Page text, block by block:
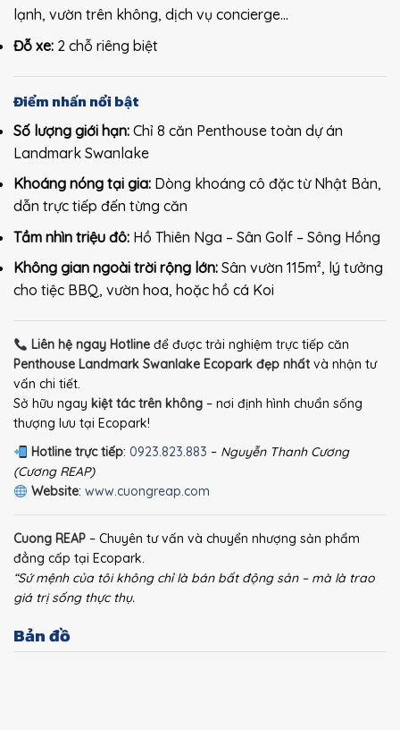
lạnh, vườn trên không, dịch vụ concierge…
Đỗ xe: 2 chỗ riêng biệt
Điểm nhấn nổi bật
Số lượng giới hạn: Chỉ 8 căn Penthouse toàn dự án
Landmark Swanlake
Khoáng nóng tại gia: Dòng khoáng cô đặc từ Nhật Bản,
dẫn trực tiếp đến từng căn
Tầm nhìn triệu đô: Hồ Thiên Nga – Sân Golf – Sông Hồng
Không gian ngoài trời rộng lớn: Sân vườn 115m², lý tưởng
cho tiệc BBQ, vườn hoa, hoặc hồ cá Koi
Liên hệ ngay Hotlineđể được trải nghiệm trực tiếp căn
Penthouse Landmark Swanlake Ecopark đẹp nhất và nhận tư
vấn chi tiết.
Sở hữu ngay kiệt tác trên không – nơi định hình chuẩn sống
thượng lưu tại Ecopark!
Hotline trực tiếp: 0923.823.883 – Nguyễn Thanh Cương
(Cương REAP)
Website: www.cuongreap.com
Cuong REAP – Chuyên tư vấn và chuyển nhượng sản phẩm
đẳng cấp tại Ecopark.
“Sứ mệnh của tôi không chỉ là bán bất động sản – mà là trao
giá trị sống thực thụ.
Bản đồ